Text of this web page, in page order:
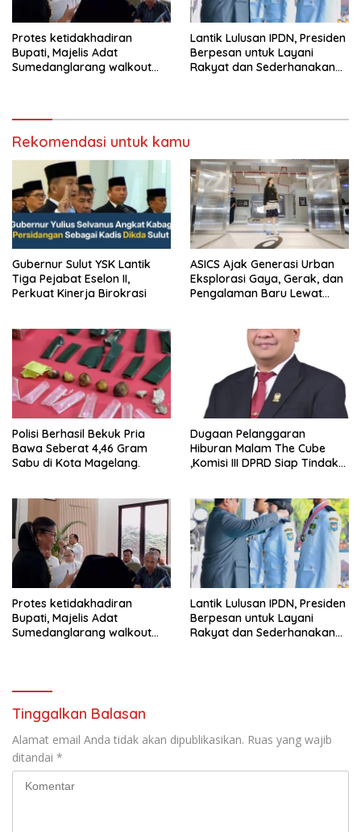
Protes ketidakhadiran
Bupati, Majelis Adat
Sumedanglarang walkout
Lantik Lulusan IPDN, Presiden
Berpesan untuk Layani
Rakyat dan Sederhanakan
Rekomendasi untuk kamu
Gubernur Sulut YSK Lantik
Tiga Pejabat Eselon II,
Perkuat Kinerja Birokrasi
ASICS Ajak Generasi Urban
Eksplorasi Gaya, Gerak, dan
Pengalaman Baru Lewat
Polisi Berhasil Bekuk Pria
Bawa Seberat 4,46 Gram
Sabu di Kota Magelang.
Dugaan Pelanggaran
Hiburan Malam The Cube
,Komisi III DPRD Siap Tindak
Protes ketidakhadiran
Bupati, Majelis Adat
Sumedanglarang walkout
Lantik Lulusan IPDN, Presiden
Berpesan untuk Layani
Rakyat dan Sederhanakan
Tinggalkan Balasan
Alamat email Anda tidak akan dipublikasikan. Ruas yang wajib
ditandai *